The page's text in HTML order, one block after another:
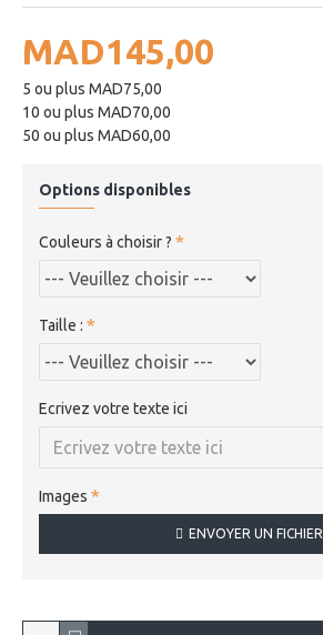
MAD145,00
5 ou plus MAD75,00
10 ou plus MAD70,00
50 ou plus MAD60,00
Options disponibles
Couleurs à choisir ?
Taille :
Ecrivez votre texte ici
Images
ENVOYER UN FICHIER